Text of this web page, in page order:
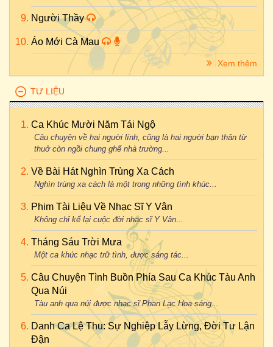
Người Thầy
Áo Mới Cà Mau
Xem thêm
TƯ LIỆU
Ca Khúc Mười Năm Tái Ngộ
Câu chuyện về hai người lính, cũng là hai người bạn thân từ
thuở còn ngồi chung ghế nhà trường...
Về Bài Hát Nghìn Trùng Xa Cách
Nghìn trùng xa cách là một trong những tình khúc...
Phim Tài Liệu Về Nhạc Sĩ Y Vân
Không chỉ kể lại cuộc đời nhạc sĩ Y Vân...
Tháng Sáu Trời Mưa
Một ca khúc nhạc trữ tình, được sáng tác...
Câu Chuyện Tình Buồn Phía Sau Ca Khúc Tàu Anh
Qua Núi
Tàu anh qua núi được nhạc sĩ Phan Lạc Hoa sáng...
Danh Ca Lệ Thu: Sự Nghiệp Lẫy Lừng, Đời Tư Lận
Đận